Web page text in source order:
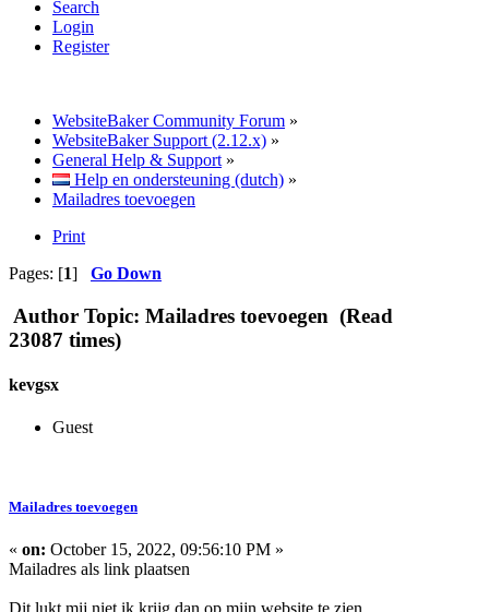
Search
Login
Register
WebsiteBaker Community Forum »
WebsiteBaker Support (2.12.x) »
General Help & Support »
Help en ondersteuning (dutch) »
Mailadres toevoegen
Print
Pages: [1] Go Down
Author Topic: Mailadres toevoegen (Read
23087 times)
kevgsx
Guest
Mailadres toevoegen
« on: October 15, 2022, 09:56:10 PM »
Mailadres als link plaatsen